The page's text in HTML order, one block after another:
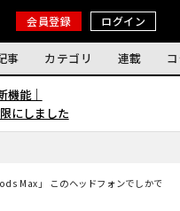
会員登録 ログイン
事 カテゴリ 連載
機能｜
にしました
Max」 このヘッドフォンでしかでき